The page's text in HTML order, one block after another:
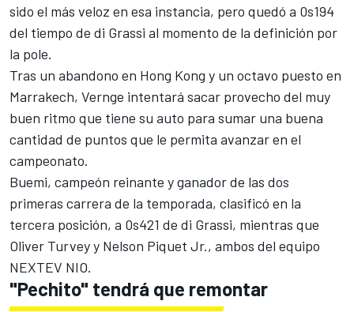
sido el más veloz en esa instancia, pero quedó a 0s194
del tiempo de di Grassi al momento de la definición por
la pole.
Tras un abandono en Hong Kong y un octavo puesto en
Marrakech, Vernge intentará sacar provecho del muy
buen ritmo que tiene su auto para sumar una buena
cantidad de puntos que le permita avanzar en el
campeonato.
Buemi, campeón reinante y ganador de las dos
primeras carrera de la temporada, clasificó en la
tercera posición, a 0s421 de di Grassi, mientras que
Oliver Turvey y Nelson Piquet Jr., ambos del equipo
NEXTEV NIO.
"Pechito" tendrá que remontar